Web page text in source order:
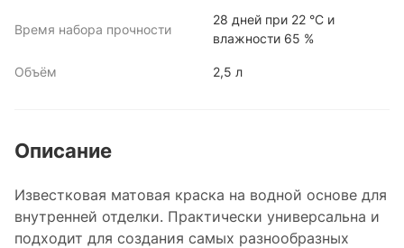
Время набора прочности
28 дней при 22 °C и
влажности 65 %
Объём 2,5 л
Описание
Известковая матовая краска на водной основе для
внутренней отделки. Практически универсальна и
подходит для создания самых разнообразных